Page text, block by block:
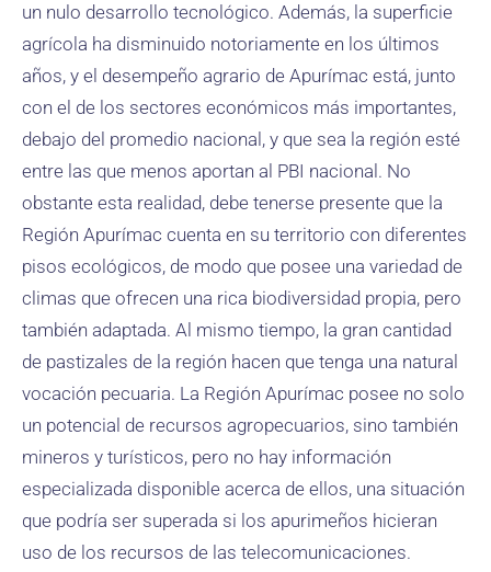
un nulo desarrollo tecnológico. Además, la superficie
agrícola ha disminuido notoriamente en los últimos
años, y el desempeño agrario de Apurímac está, junto
con el de los sectores económicos más importantes,
debajo del promedio nacional, y que sea la región esté
entre las que menos aportan al PBI nacional. No
obstante esta realidad, debe tenerse presente que la
Región Apurímac cuenta en su territorio con diferentes
pisos ecológicos, de modo que posee una variedad de
climas que ofrecen una rica biodiversidad propia, pero
también adaptada. Al mismo tiempo, la gran cantidad
de pastizales de la región hacen que tenga una natural
vocación pecuaria. La Región Apurímac posee no solo
un potencial de recursos agropecuarios, sino también
mineros y turísticos, pero no hay información
especializada disponible acerca de ellos, una situación
que podría ser superada si los apurimeños hicieran
uso de los recursos de las telecomunicaciones.